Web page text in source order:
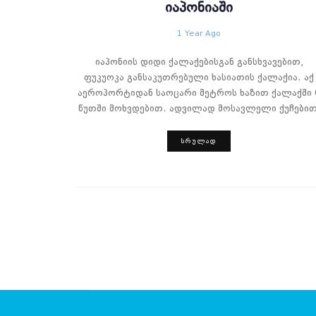
ᲘᲐᲞᲝᲜᲘᲐᲨᲘ
1 Year Ago
იაპონიის დიდი ქალაქებისგან განსხვავებით,
ფუკუოკა განსაკუთრებული ხასიათის ქალაქია. აქ
აეროპორტიდან საოცარი მეტროს ხაზით ქალაქში
წუთში მოხვდებით. ადვილად მოსავლელი
ᲡᲠᲣᲚᲐᲓ